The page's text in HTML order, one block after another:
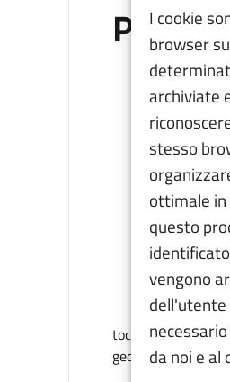
I cookie
browser
archiviate
stesso
ottimale
questo
vengono
dell'utente
da noi e al
tocca i marcatori
geolocalizzazione